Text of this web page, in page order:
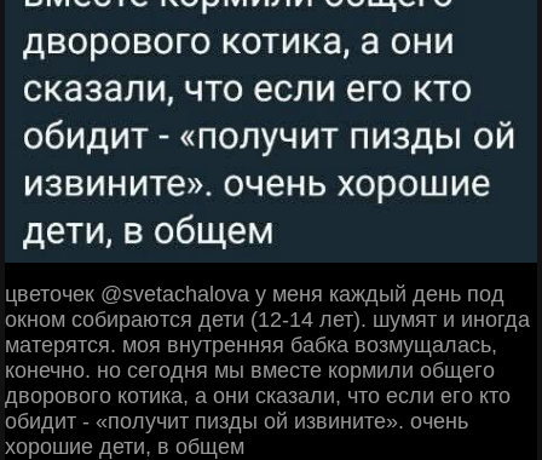
цветочек @svetachalova у меня каждый день под
окном собираются дети (12-14 лет). шумят и иногда
матерятся. моя внутренняя бабка возмущалась,
конечно. но сегодня мы вместе кормили общего
дворового котика, а они сказали, что если его кто
обидит - «получит пизды ой извините». очень
хорошие дети, в общем